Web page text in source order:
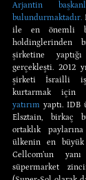
Arjantin
bulundurmaktadır.
ile en önemli
holdinglerinden
şirketine
gerçekleşti. 2012
şirketi İsrailli iş
yatırım yaptı. IDB
Elsztain, birkaç
ortaklık
ülkenin en
Cellcom’un
süpermarket